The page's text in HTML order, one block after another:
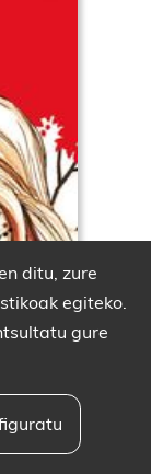
ditu, zure
egiteko.
gure